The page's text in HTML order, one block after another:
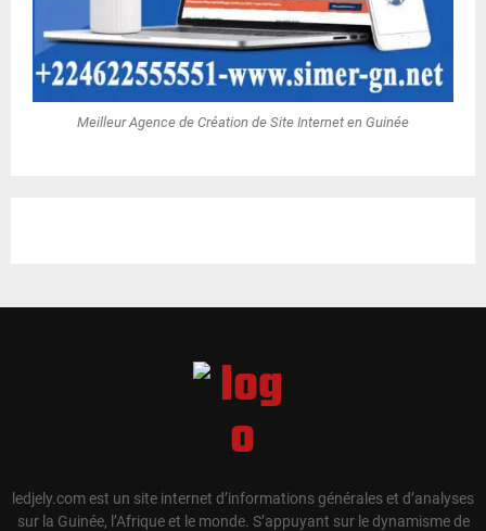
Meilleur Agence de Création de Site Internet en Guinée
ledjely.com est un site internet d’informations générales et d’analyses
sur la Guinée, l’Afrique et le monde. S’appuyant sur le dynamisme de